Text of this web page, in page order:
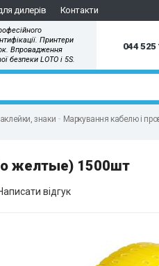
дилерів Контакти
Принтери
Впровадження
безпеки LOTO і 5S.
044 525
знаки Маркування кабелю і
желтые) 1500шт
відгук